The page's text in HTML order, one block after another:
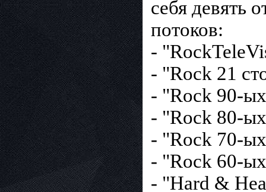
себя девять
потоков:
-
- "Rock 21
- "Rock 90-
- "Rock 80-
- "Rock 70-
- "Rock 60-
- "Hard &